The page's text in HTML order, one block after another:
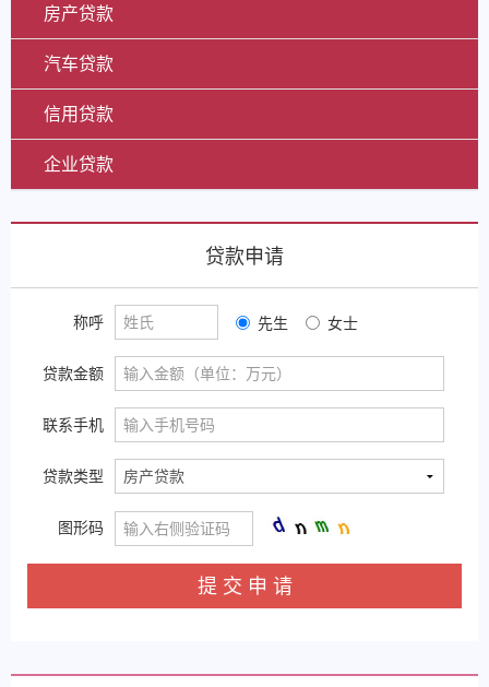
房产贷款
汽车贷款
信用贷款
企业贷款
贷款申请
称呼 先生 女士
贷款金额
联系手机
贷款类型
图形码
提 交 申 请